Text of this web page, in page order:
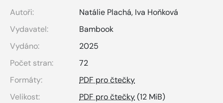
Autoři: Natálie Plachá, Iva Hoňková
Vydavatel:
Bambook
Vydáno:
2025
Počet stran:
72
Formáty:
PDF pro čtečky
Velikost:
PDF pro čtečky(12 MiB)